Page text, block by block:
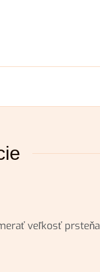
veľkosť prsteňa